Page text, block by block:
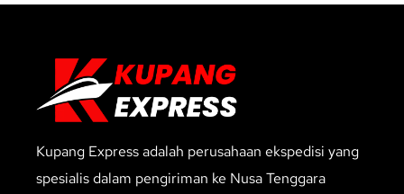
Kupang Express adalah perusahaan ekspedisi yang
spesialis dalam pengiriman ke Nusa Tenggara